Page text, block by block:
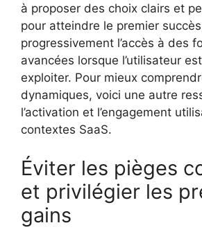
à proposer des choix clairs et
pour atteindre le premier
progressivement l’accès à des
avancées lorsque l’utilisateur
exploiter. Pour mieux
dynamiques, voici une autre
l’activation et l’engagement
contextes SaaS.
Éviter les pièges
et privilégier les
gains